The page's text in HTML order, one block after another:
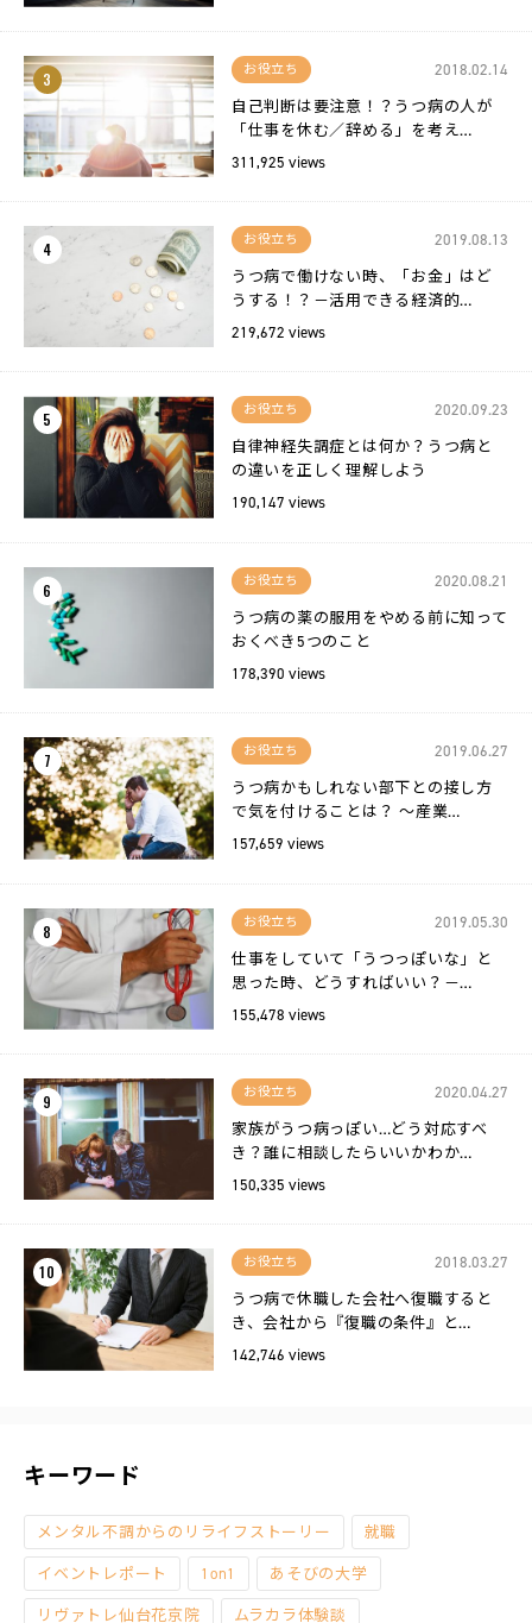
3 お役立ち
2018.02.14
自己判断は要注意！？うつ病の人が
「仕事を休む／辞める」を考え…
311,925 views
4 お役立ち
2019.08.13
うつ病で働けない時、「お金」はど
うする！？－活用できる経済的…
219,672 views
5 お役立ち
2020.09.23
自律神経失調症とは何か？うつ病と
の違いを正しく理解しよう
190,147 views
6 お役立ち
2020.08.21
うつ病の薬の服用をやめる前に知って
おくべき5つのこと
178,390 views
7 お役立ち
2019.06.27
うつ病かもしれない部下との接し方
で気を付けることは？ 〜産業…
157,659 views
8 お役立ち
2019.05.30
仕事をしていて「うつっぽいな」と
思った時、どうすればいい？－…
155,478 views
9 お役立ち
2020.04.27
家族がうつ病っぽい…どう対応すべ
き？誰に相談したらいいかわか…
150,335 views
10 お役立ち
2018.03.27
うつ病で休職した会社へ復職すると
き、会社から『復職の条件』と…
142,746 views
キーワード
メンタル不調からのリライフストーリー 就職
イベントレポート 1on1 あそびの大学
リヴァトレ仙台花京院 ムラカラ体験談